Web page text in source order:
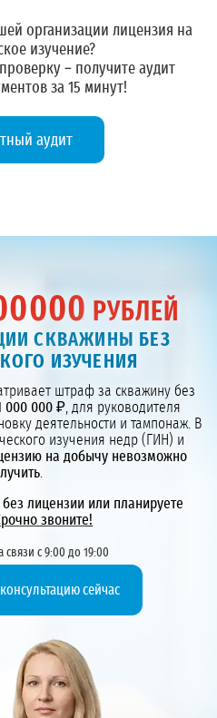
организации лицензия на
изучение?
– получите аудит
за 15 минут!
аудит
РУБЛЕЙ
СКВАЖИНЫ БЕЗ
ИЗУЧЕНИЯ
штраф за скважину без
000 000 ₽ , для руководителя
деятельности и тампонаж. В
изучения недр (ГИН) и
на добычу невозможно
.
лицензии или планируете
звоните!
связи с 9:00 до 19:00
сейчас